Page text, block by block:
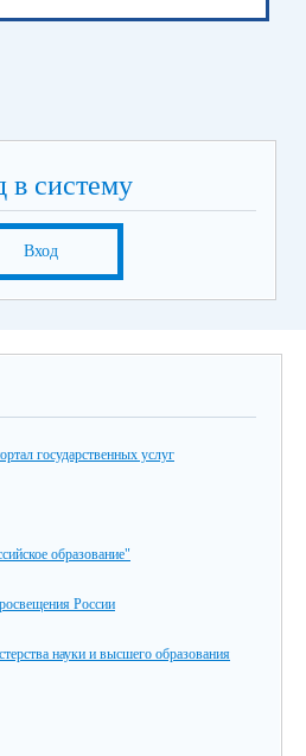
в систему
Вход
государственных услуг
образование"
России
науки и высшего образования